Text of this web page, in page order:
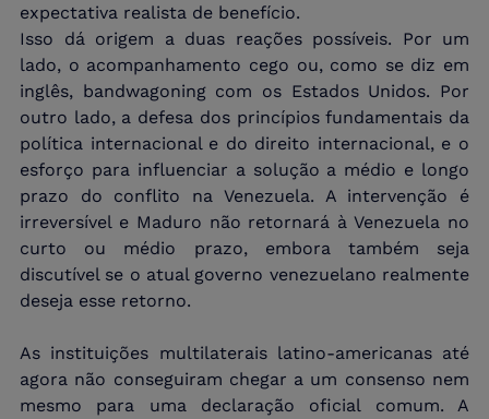
expectativa realista de benefício.
Isso dá origem a duas reações possíveis. Por um
lado, o acompanhamento cego ou, como se diz em
inglês, bandwagoning com os Estados Unidos. Por
outro lado, a defesa dos princípios fundamentais da
política internacional e do direito internacional, e o
esforço para influenciar a solução a médio e longo
prazo do conflito na Venezuela. A intervenção é
irreversível e Maduro não retornará à Venezuela no
curto ou médio prazo, embora também seja
discutível se o atual governo venezuelano realmente
deseja esse retorno.
As instituições multilaterais latino-americanas até
agora não conseguiram chegar a um consenso nem
mesmo para uma declaração oficial comum. A